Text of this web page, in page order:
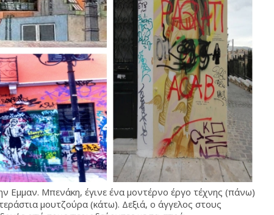
Εμμαν. Μπενάκη, έγινε ένα μοντέρνο έργο τέχνης (πάνω)
μουτζούρα (κάτω). Δεξιά, ο άγγελος στους